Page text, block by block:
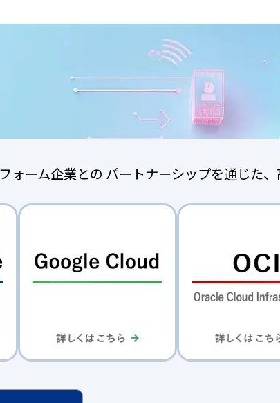
ーム企業との パートナーシップを通じた